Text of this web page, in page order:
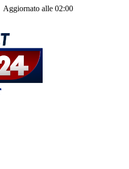
Aggiornato alle 02:00